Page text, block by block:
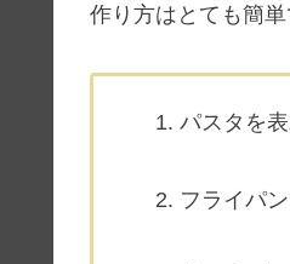
作り方はとても簡単
パスタを
フライパ